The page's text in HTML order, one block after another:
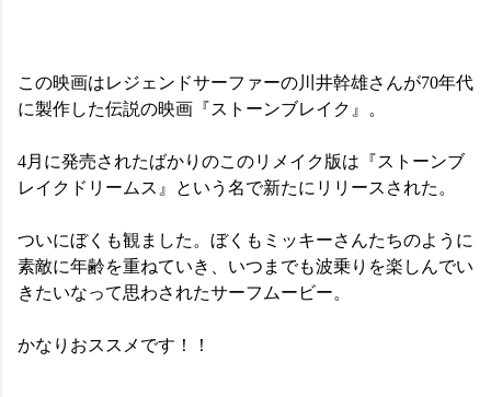
この映画はレジェンドサーファーの川井幹雄さんが70年代
に製作した伝説の映画『ストーンブレイク』。
4月に発売されたばかりのこのリメイク版は『ストーンブ
レイクドリームス』という名で新たにリリースされた。
ついにぼくも観ました。ぼくもミッキーさんたちのように
素敵に年齢を重ねていき、いつまでも波乗りを楽しんでい
きたいなって思わされたサーフムービー。
かなりおススメです！！